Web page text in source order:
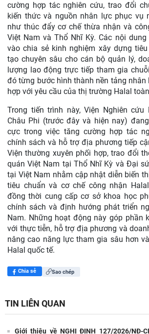
cường hợp tác nghiên cứu, trao đổi
kiến thức và nguồn nhân lực phục vụ
như thúc đẩy cơ chế thừa nhận và
Việt Nam và Thổ Nhĩ Kỳ. Các nội
vào chia sẻ kinh nghiệm xây dựng
tạo chuyên sâu cho cán bộ quản lý,
lượng lao động trực tiếp tham gia
đó từng bước hình thành nền tảng nhân
hợp với yêu cầu của thị trường Halal
Trong tiến trình này, Viện Nghiên cứu
Châu Phi (trước đây và hiện nay)
cực trong việc tăng cường hợp tác
chính sách và hỗ trợ địa phương tiếp
Viện thường xuyên phối hợp, trao đổi
quán Việt Nam tại Thổ Nhĩ Kỳ và Đại
tại Việt Nam nhằm cập nhật diễn biến
tiêu chuẩn và cơ chế công nhận
đồng thời cung cấp cơ sở khoa học
chính sách và định hướng phát triển
Nam. Những hoạt động này góp phần
với thực tiễn, hỗ trợ địa phương và
nâng cao năng lực tham gia sâu hơn
Halal quốc tế.
Chia sẻ Sao chép
TIN LIÊN QUAN
Giới thiệu về NGHỊ ĐỊNH 127/2026/NĐ-